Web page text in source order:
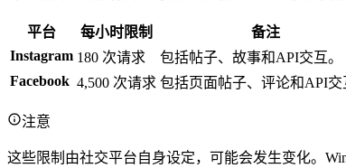
平台 每小时限制
备注
Instagram 180 次请求
包括帖子、故事和API交互。
Facebook 4,500 次请求 包括页面帖子、评论和API交
注意
这些限制由社交平台自身设定，可能会发生变化。